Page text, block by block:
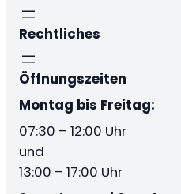
Rechtliches
Öffnungszeiten
Montag bis Freitag:
07:30 – 12:00 Uhr
und
13:00 – 17:00 Uhr